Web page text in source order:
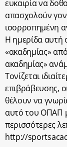
ευκαιρία να
απασχολούν
ισορροπημένη
Η ημερίδα αυτή
«ακαδημίας»
ακαδημίας»
Τονίζεται
επιβράβευσης,
θέλουν να
αυτό του ΟΠΑΠ
περισσότερες
http://